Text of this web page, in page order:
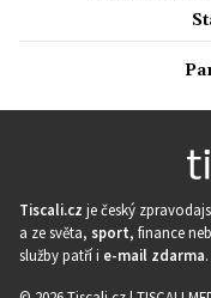
Tiscali.cz je český
a ze světa, sport, finance
služby patří i e-mail zdarma.